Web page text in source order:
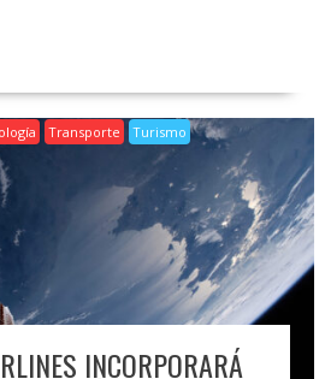
l l p
ar
ti
r
Transporte Turismo
INCORPORARÁ